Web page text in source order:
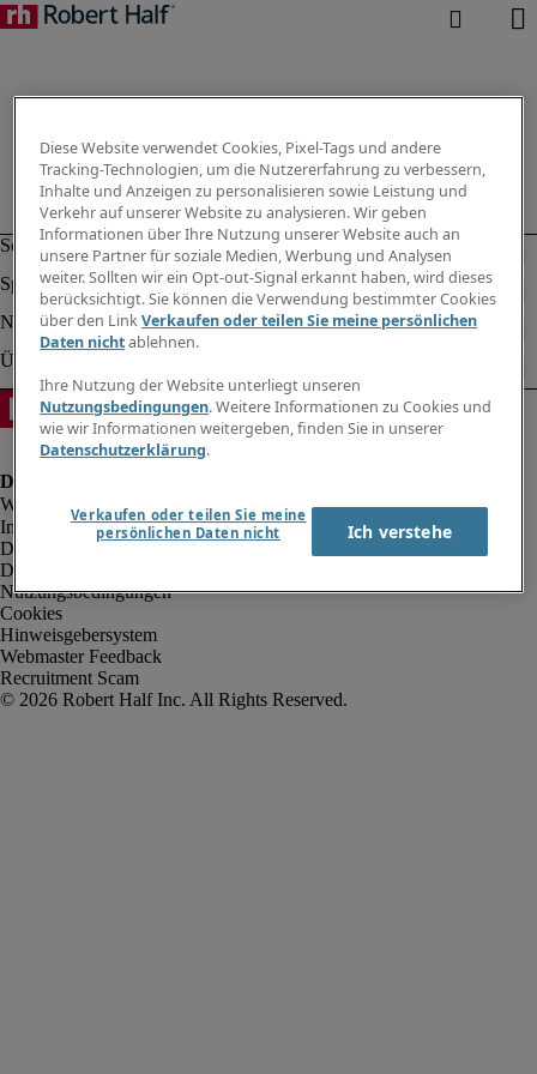
Impressum
Datenschutz
Datenschutz Arbeitnehmer/Zeitarbeitskräfte
Nutzungsbedingungen
Cookies
Hinweisgebersystem
Webmaster Feedback
Recruitment Scam
Diese Website verwendet Cookies, Pixel-Tags und andere
Tracking-Technologien, um die Nutzererfahrung zu verbessern,
Inhalte und Anzeigen zu personalisieren sowie Leistung und
Verkehr auf unserer Website zu analysieren. Wir geben
Informationen über Ihre Nutzung unserer Website auch an
unsere Partner für soziale Medien, Werbung und Analysen
weiter. Sollten wir ein Opt-out-Signal erkannt haben, wird dieses
berücksichtigt. Sie können die Verwendung bestimmter Cookies
über den LinkVerkaufen oder teilen Sie meine persönlichen
Daten nichtablehnen.
Ihre Nutzung der Website unterliegt unseren
Nutzungsbedingungen. Weitere Informationen zu Cookies und
wie wir Informationen weitergeben, finden Sie in unserer
Datenschutzerklärung.
Verkaufen oder teilen Sie meine
persönlichen Daten nicht
Ich verstehe